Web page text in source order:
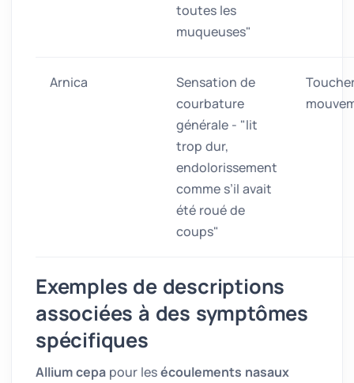
toutes les
muqueuses"
Arnica
Sensation de
courbature
générale - "lit
trop dur,
endolorissement
comme s’il avait
été roué de
coups"
Exemples de descriptions
associées à des symptômes
spécifiques
Allium cepa pour lesécoulements nasaux